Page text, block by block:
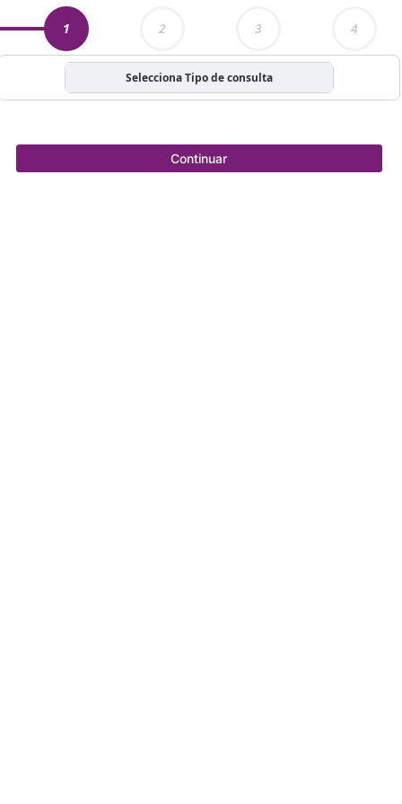
1 2 3 4
Selecciona Tipo de consulta
Continuar